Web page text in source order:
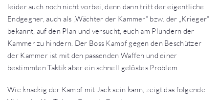
leider auch noch nicht vorbei, denn dann tritt der eigentliche
Endgegner, auch als „Wächter der Kammer“ bzw. der „Krieger“
bekannt, auf den Plan und versucht, euch am Plündern der
Kammer zu hindern. Der Boss Kampf gegen den Beschützer
der Kammer ist mit den passenden Waffen und einer
bestimmten Taktik aber ein schnell gelöstes Problem.
Wie knackig der Kampf mit Jack sein kann, zeigt das folgende